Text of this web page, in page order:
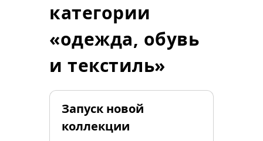
категории
«одежда, обувь
и текстиль»
Запуск новой
коллекции